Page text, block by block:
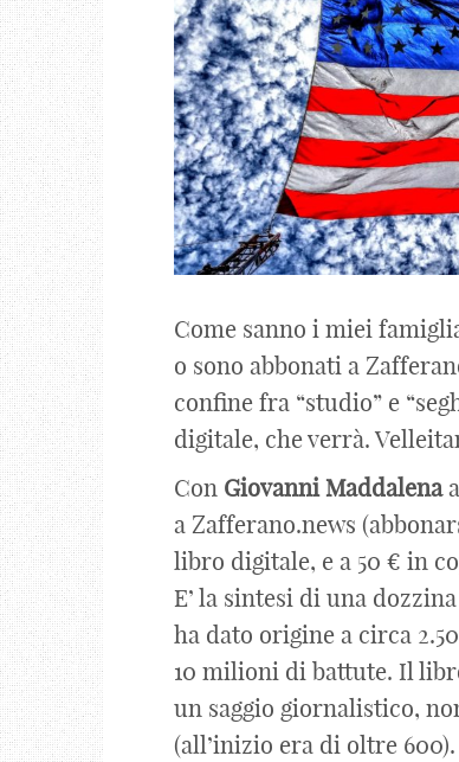
Come sanno i miei
o sono abbonati a
confine fra “studio” e
digitale, che verrà.
Con Giovanni Maddalena
a Zafferano.news
libro digitale, e a 50 € in
E’ la sintesi di una
ha dato origine a circa
10 milioni di battute. Il
un saggio giornalistico,
(all’inizio era di oltre